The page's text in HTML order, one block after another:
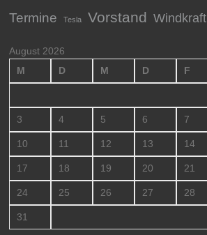
Termine Tesla Vorstand Windkraft
August 2026
M
D M D F
3 4 5 6 7
10 11 12 13 14
17 18 19 20 21
24 25 26 27 28
31